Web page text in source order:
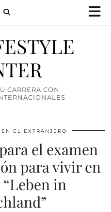
CARRERA CON
EL EXTRANJERO
el examen
para vivir en
in